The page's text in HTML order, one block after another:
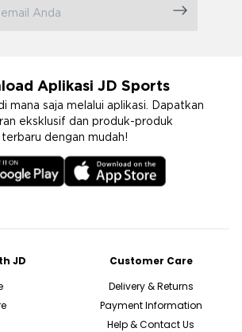
Aplikasi JD Sports
mana saja melalui aplikasi. Dapatkan
eksklusif dan produk-produk
terbaru dengan mudah!
JD
Customer Care
Delivery & Returns
Payment Information
Help & Contact Us